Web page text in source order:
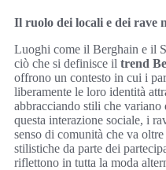
Il ruolo dei locali e dei rave
Luoghi come il Berghain e il
ciò che si definisce il trend
offrono un contesto in cui i
liberamente le loro identità
abbracciando stili che
questa interazione sociale, i
senso di comunità che va
stilistiche da parte dei
riflettono in tutta la moda